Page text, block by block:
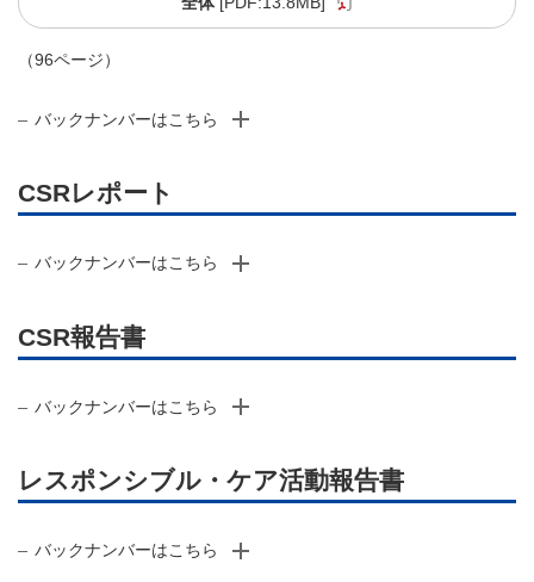
（96ページ）
バックナンバーはこちら
CSRレポート
バックナンバーはこちら
CSR報告書
バックナンバーはこちら
レスポンシブル・ケア活動報告書
バックナンバーはこちら